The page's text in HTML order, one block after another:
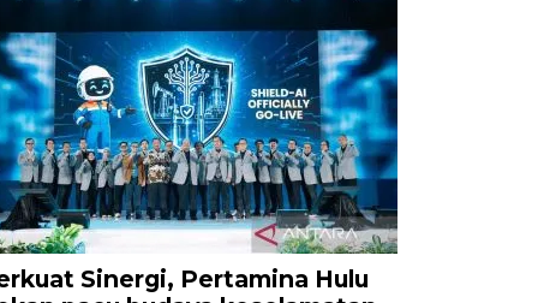
Sinergi, Pertamina Hulu